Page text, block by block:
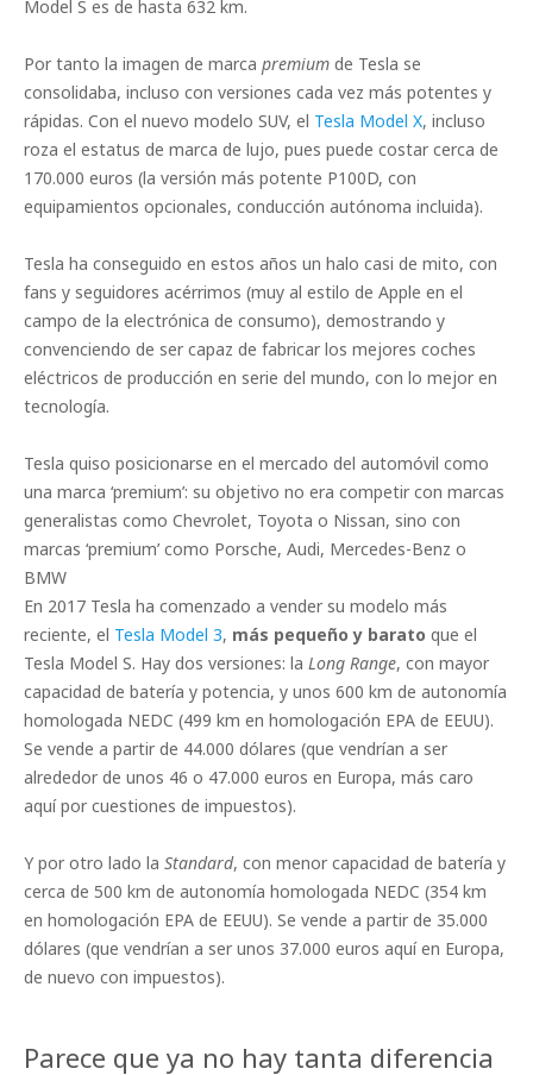
Model S es de hasta 632 km.
Por tanto la imagen de marca premium de Tesla se
consolidaba, incluso con versiones cada vez más potentes y
rápidas. Con el nuevo modelo SUV, el Tesla Model X, incluso
roza el estatus de marca de lujo, pues puede costar cerca de
170.000 euros (la versión más potente P100D, con
equipamientos opcionales, conducción autónoma incluida).
Tesla ha conseguido en estos años un halo casi de mito, con
fans y seguidores acérrimos (muy al estilo de Apple en el
campo de la electrónica de consumo), demostrando y
convenciendo de ser capaz de fabricar los mejores coches
eléctricos de producción en serie del mundo, con lo mejor en
tecnología.
Tesla quiso posicionarse en el mercado del automóvil como
una marca ‘premium’: su objetivo no era competir con marcas
generalistas como Chevrolet, Toyota o Nissan, sino con
marcas ‘premium’ como Porsche, Audi, Mercedes-Benz o
BMW
En 2017 Tesla ha comenzado a vender su modelo más
reciente, el Tesla Model 3, más pequeño y barato que el
Tesla Model S. Hay dos versiones: la Long Range, con mayor
capacidad de batería y potencia, y unos 600 km de autonomía
homologada NEDC (499 km en homologación EPA de EEUU).
Se vende a partir de 44.000 dólares (que vendrían a ser
alrededor de unos 46 o 47.000 euros en Europa, más caro
aquí por cuestiones de impuestos).
Y por otro lado la Standard, con menor capacidad de batería y
cerca de 500 km de autonomía homologada NEDC (354 km
en homologación EPA de EEUU). Se vende a partir de 35.000
dólares (que vendrían a ser unos 37.000 euros aquí en Europa,
de nuevo con impuestos).
Parece que ya no hay tanta diferencia